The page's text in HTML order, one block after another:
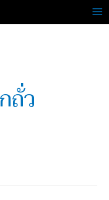
ถั่ว